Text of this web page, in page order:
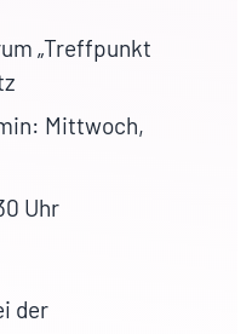
„Treffpunkt
Mittwoch,
Uhr
der